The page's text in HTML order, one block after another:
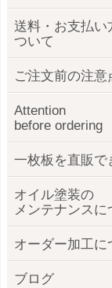
送料・お支払い
ついて
ご注文前の注意
Attention
before ordering
一枚板を直販で
オイル塗装の
メンテナンスに
オーダー加工に
ブログ